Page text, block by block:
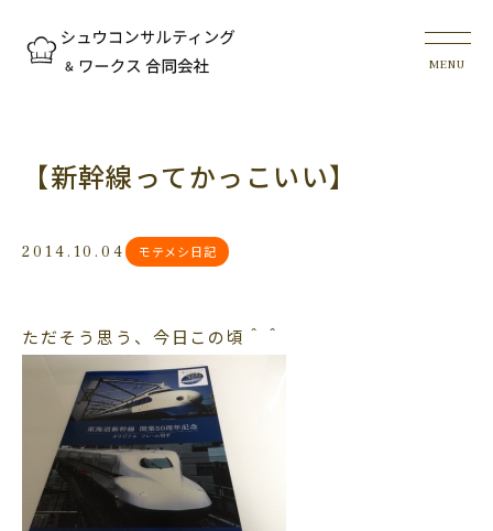
【新幹線ってかっこいい】
2014.10.04 モテメシ日記
ただそう思う、今日この頃＾＾